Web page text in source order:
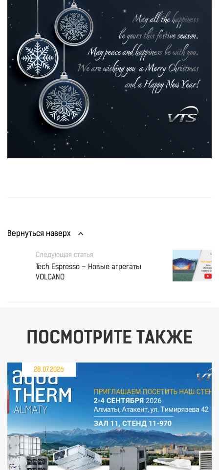
Вернуться наверх
Следующая статья
Tech Espresso – Новые агрегаты
VOLCANO
ПОСМОТРИТЕ ТАКЖЕ
28.07.2026